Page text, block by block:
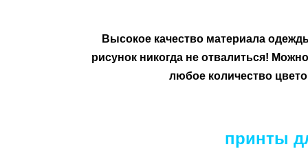
Высокое качество материала
рисунок никогда не отвалиться!
любое количество
принты